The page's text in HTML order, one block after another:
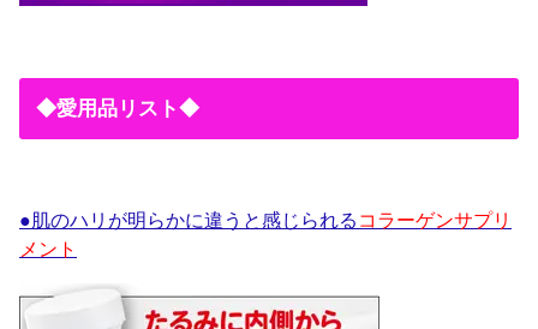
◆愛用品リスト◆
●肌のハリが明らかに違うと感じられる コラーゲンサプリ
メント